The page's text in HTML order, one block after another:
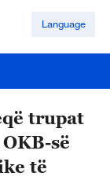
Language
trupat
së
të